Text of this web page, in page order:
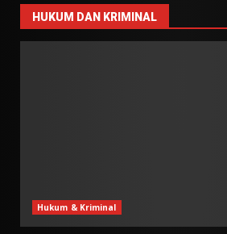
HUKUM DAN KRIMINAL
Hukum & Kriminal